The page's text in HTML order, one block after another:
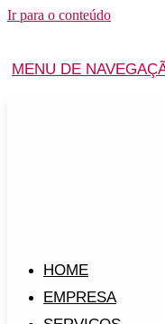
Ir para o conteúdo
MENU DE
HOME
EMPRESA